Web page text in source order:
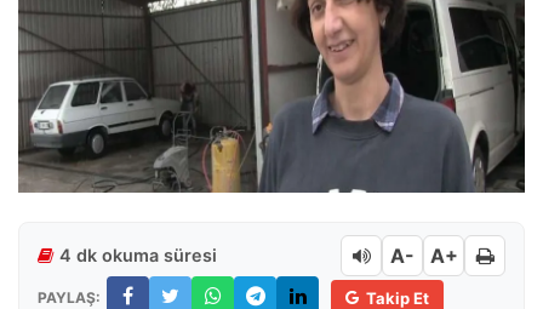
4 dk okuma süresi A- A+
PAYLAŞ: Takip Et